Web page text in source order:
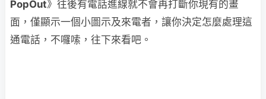
PopOut》往後有電話進線就不會再打斷你現有的畫
面，僅顯示一個小圖示及來電者，讓你決定怎麼處理這
通電話，不囉嗦，往下來看吧。